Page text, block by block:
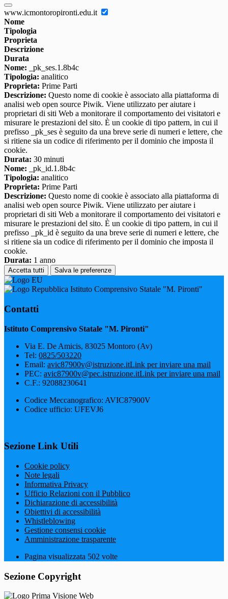
www.icmontoropironti.edu.it
Nome
Tipologia
Proprieta
Descrizione
Durata
Nome: _pk_ses.1.8b4c
Tipologia: analitico
Proprieta: Prime Parti
Descrizione: Questo nome di cookie è associato alla piattaforma di
analisi web open source Piwik. Viene utilizzato per aiutare i
proprietari di siti Web a monitorare il comportamento dei visitatori e
misurare le prestazioni del sito. È un cookie di tipo pattern, in cui il
prefisso _pk_ses è seguito da una breve serie di numeri e lettere, che
si ritiene sia un codice di riferimento per il dominio che imposta il
cookie.
Durata: 30 minuti
Nome: _pk_id.1.8b4c
Tipologia: analitico
Proprieta: Prime Parti
Descrizione: Questo nome di cookie è associato alla piattaforma di
analisi web open source Piwik. Viene utilizzato per aiutare i
proprietari di siti Web a monitorare il comportamento dei visitatori e
misurare le prestazioni del sito. È un cookie di tipo pattern, in cui il
prefisso _pk_id è seguito da una breve serie di numeri e lettere, che
si ritiene sia un codice di riferimento per il dominio che imposta il
cookie.
Durata: 1 anno
Accetta tutti Salva le preferenze
Istituto Comprensivo Statale "M. Pironti"
Contatti
Istituto Comprensivo Statale "M. Pironti"
Via E. De Amicis, 83025 Montoro (Av)
Tel: 0825/503220
Email: avic87900v@istruzione.itLink per inviare una mail
PEC: avic87900v@pec.istruzione.itLink per inviare una mail
C.F.: 92088230641
Codice Meccanografico: AVIC87900V
Codice ufficio: UFEVJ6
Sezione Link Utili
Cookie policy
Note legali
Informativa Privacy
Ufficio Relazioni con il Pubblico
Dichiarazione di accessibilità
Obiettivi di accessibilità
Whistleblowing
Gestione consensi cookie
Amministrazione trasparente
Pagina visualizzata 502 volte
Sezione Copyright